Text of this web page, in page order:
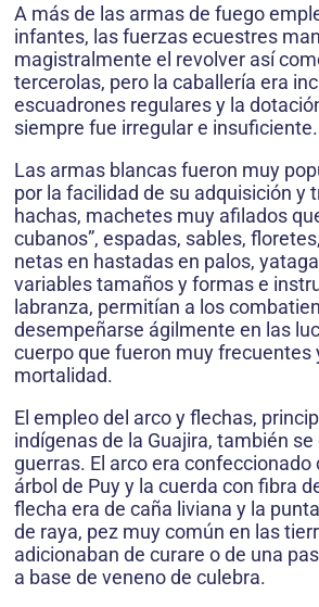
A más de las armas de fuego
infantes, las fuerzas ecuestres
magistralmente el revolver así
tercerolas, pero la caballería era
escuadrones regulares y la
siempre fue irregular e insuficiente.
Las armas blancas fueron muy
por la facilidad de su adquisición y
hachas, machetes muy afilados
cubanos”, espadas, sables,
netas en hastadas en palos,
variables tamaños y formas e
labranza, permitían a los
desempeñarse ágilmente en las
cuerpo que fueron muy frecuentes
mortalidad.
El empleo del arco y flechas,
indígenas de la Guajira, también
guerras. El arco era confeccionado
árbol de Puy y la cuerda con fibra
flecha era de caña liviana y la
de raya, pez muy común en las
adicionaban de curare o de una
a base de veneno de culebra.